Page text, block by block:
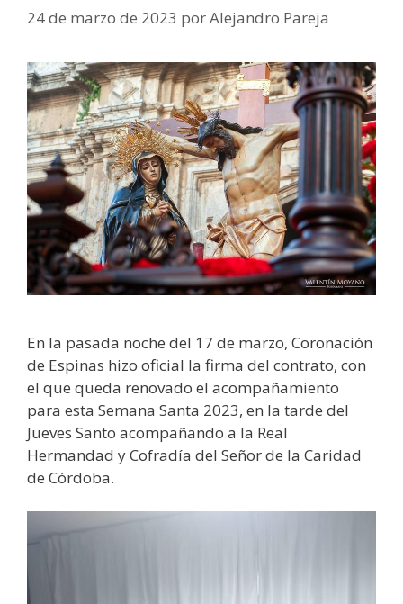
24 de marzo de 2023 porAlejandro Pareja
En la pasada noche del 17 de marzo, Coronación
de Espinas hizo oficial la firma del contrato, con
el que queda renovado el acompañamiento
para esta Semana Santa 2023, en la tarde del
Jueves Santo acompañando a la Real
Hermandad y Cofradía del Señor de la Caridad
de Córdoba.